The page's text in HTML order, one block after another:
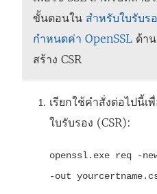
ขั้นตอนใน สำหรับใบรับร
กำหนดค่า OpenSSL ด้า
สร้าง CSR
เรียกใช้คำสั่งต่อไปนี้เ
ใบรับรอง (CSR):
openssl.exe req -
-out